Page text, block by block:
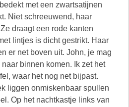
met een zwartsatijnen
Niet schreeuwend, haar
draagt een rode kanten
lintjes is dicht gestrikt. Haar
er net boven uit. John, je mag
binnen komen. Ik zet het
waar het nog net bijpast.
liggen onmiskenbaar spullen
Op het nachtkastje links van